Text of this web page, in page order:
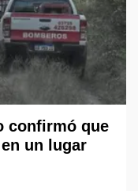
confirmó que
un lugar